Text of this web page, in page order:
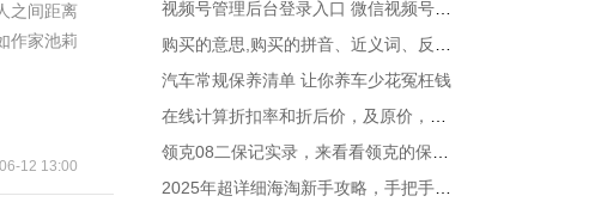
之间距离
作家池莉
12 13:00
汽车常规保养清单 让你养车少花冤枉钱